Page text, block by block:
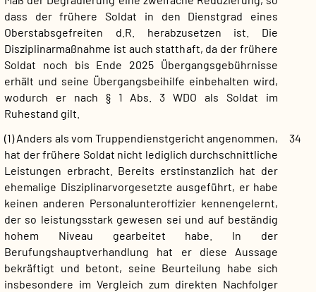
dass der frühere Soldat in den Dienstgrad eines
Oberstabsgefreiten d.R. herabzusetzen ist. Die
Disziplinarmaßnahme ist auch statthaft, da der frühere
Soldat noch bis Ende 2025 Übergangsgebührnisse
erhält und seine Übergangsbeihilfe einbehalten wird,
wodurch er nach § 1 Abs. 3 WDO als Soldat im
Ruhestand gilt.
34
(1) Anders als vom Truppendienstgericht angenommen,
hat der frühere Soldat nicht lediglich durchschnittliche
Leistungen erbracht. Bereits erstinstanzlich hat der
ehemalige Disziplinarvorgesetzte ausgeführt, er habe
keinen anderen Personalunteroffizier kennengelernt,
der so leistungsstark gewesen sei und auf beständig
hohem Niveau gearbeitet habe. In der
Berufungshauptverhandlung hat er diese Aussage
bekräftigt und betont, seine Beurteilung habe sich
insbesondere im Vergleich zum direkten Nachfolger